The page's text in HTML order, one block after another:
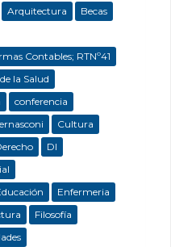
Arquitectura
Becas
Contables; RTNº41
la Salud
conferencia
Cultura
DI
Enfermeria
Filosofía